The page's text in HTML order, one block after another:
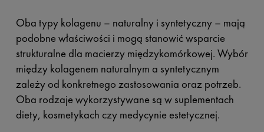
Oba typy kolagenu – naturalny i syntetyczny – mają
podobne właściwości i mogą stanowić wsparcie
strukturalne dla macierzy międzykomórkowej. Wybór
między kolagenem naturalnym a syntetycznym
zależy od konkretnego zastosowania oraz potrzeb.
Oba rodzaje wykorzystywane są w suplementach
diety, kosmetykach czy medycynie estetycznej.